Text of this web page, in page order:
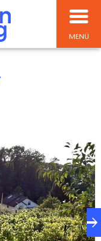
MENÜ